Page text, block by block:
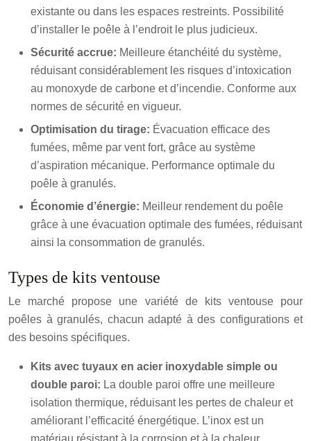
existante ou dans les espaces restreints. Possibilité
d’installer le poêle à l’endroit le plus judicieux.
Sécurité accrue: Meilleure étanchéité du système,
réduisant considérablement les risques d’intoxication
au monoxyde de carbone et d’incendie. Conforme aux
normes de sécurité en vigueur.
Optimisation du tirage: Évacuation efficace des
fumées, même par vent fort, grâce au système
d’aspiration mécanique. Performance optimale du
poêle à granulés.
Économie d’énergie: Meilleur rendement du poêle
grâce à une évacuation optimale des fumées, réduisant
ainsi la consommation de granulés.
Types de kits ventouse
Le marché propose une variété de kits ventouse pour
poêles à granulés, chacun adapté à des configurations et
des besoins spécifiques.
Kits avec tuyaux en acier inoxydable simple ou
double paroi: La double paroi offre une meilleure
isolation thermique, réduisant les pertes de chaleur et
améliorant l’efficacité énergétique. L’inox est un
matériau résistant à la corrosion et à la chaleur.